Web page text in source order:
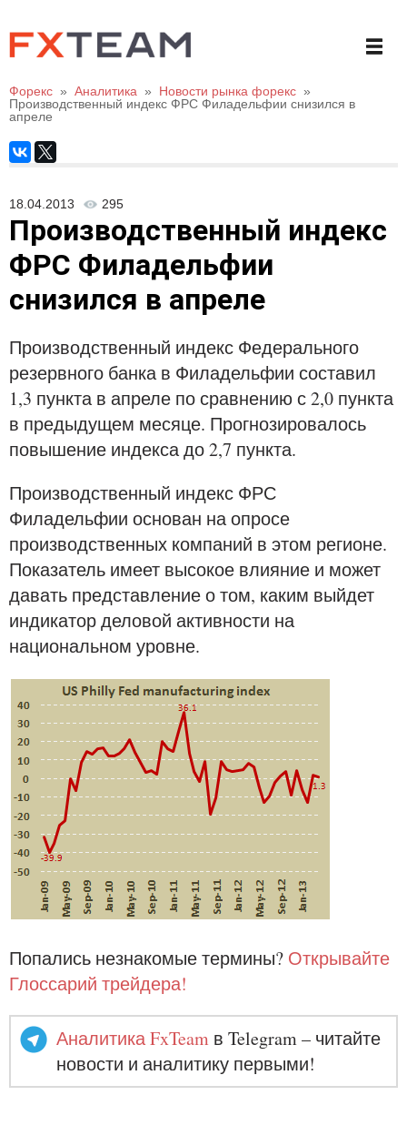
Форекс » Аналитика » Новости рынка форекс »
Производственный индекс ФРС Филадельфии снизился в
апреле
18.04.2013 295
Производственный индекс
ФРС Филадельфии
снизился в апреле
Производственный индекс Федерального
резервного банка в Филадельфии составил
1,3 пункта в апреле по сравнению с 2,0 пункта
в предыдущем месяце. Прогнозировалось
повышение индекса до 2,7 пункта.
Производственный индекс ФРС
Филадельфии основан на опросе
производственных компаний в этом регионе.
Показатель имеет высокое влияние и может
давать представление о том, каким выйдет
индикатор деловой активности на
национальном уровне.
Попались незнакомые термины? Открывайте
Глоссарий трейдера!
Аналитика FxTeam в Telegram – читайте
новости и аналитику первыми!